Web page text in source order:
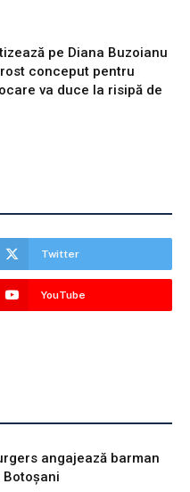
pe Diana Buzoianu
conceput pentru
va duce la risipă de
Twitter
YouTube
angajează barman